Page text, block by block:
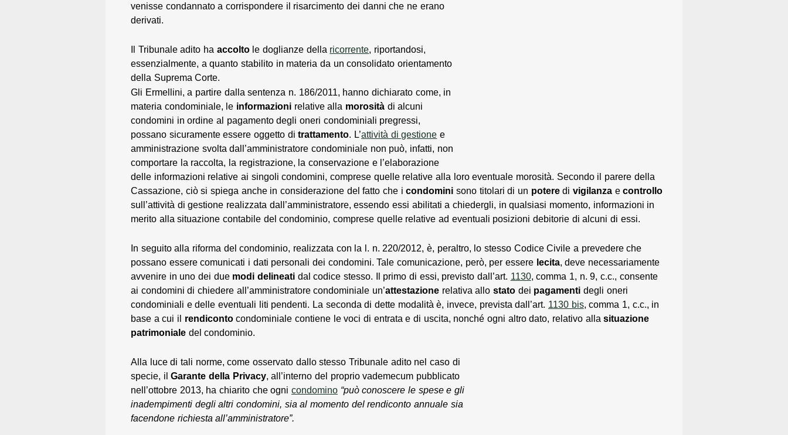
venisse condannato a corrispondere il risarcimento dei danni che ne erano
derivati.
Il Tribunale adito ha accoltole doglianze della ricorrente, riportandosi,
essenzialmente, a quanto stabilito in materia da un consolidato orientamento
della Suprema Corte.
Gli Ermellini, a partire dalla sentenza n. 186/2011, hanno dichiarato come, in
materia condominiale, le informazioni relative alla morosità di alcuni
condomini in ordine al pagamento degli oneri condominiali pregressi,
possano sicuramente essere oggetto ditrattamento. L’attività di gestione e
amministrazione svolta dall’amministratore condominiale non può, infatti, non
comportare la raccolta, la registrazione, la conservazione e l’elaborazione
delle informazioni relative ai singoli condomini, comprese quelle relative alla loro eventuale morosità. Secondo il parere della
Cassazione, ciò si spiega anche in considerazione del fatto che icondominisono titolari di un poteredivigilanza econtrollo
sull’attività di gestione realizzata dall’amministratore, essendo essi abilitati a chiedergli, in qualsiasi momento, informazioni in
merito alla situazione contabile del condominio, comprese quelle relative ad eventuali posizioni debitorie di alcuni di essi.
In seguito alla riforma del condominio, realizzata con la l. n. 220/2012, è, peraltro, lo stesso Codice Civile a prevedere che
possano essere comunicati i dati personali dei condomini. Tale comunicazione, però, per essere lecita, deve necessariamente
avvenire in uno dei due modi delineati dal codice stesso. Il primo di essi, previsto dall’art. 1130, comma 1, n. 9, c.c., consente
ai condomini di chiedere all’amministratore condominiale un’attestazione relativa allo stato dei pagamentidegli oneri
condominiali e delle eventuali liti pendenti. La seconda di dette modalità è, invece, prevista dall’art. 1130 bis, comma 1, c.c., in
base a cui il rendicontocondominiale contiene le voci di entrata e di uscita, nonché ogni altro dato, relativo allasituazione
patrimoniale del condominio.
Alla luce di tali norme, come osservato dallo stesso Tribunale adito nel caso di
specie, ilGarante della Privacy, all’interno del proprio vademecum pubblicato
nell’ottobre 2013, ha chiarito che ogni condomino “può conoscere le spese e gli
inadempimenti degli altri condomini, sia al momento del rendiconto annuale sia
facendone richiesta all’amministratore”.